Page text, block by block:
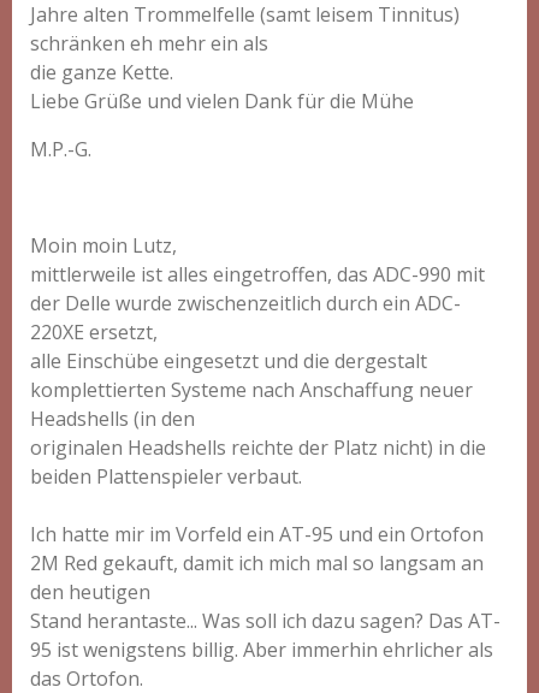
Jahre alten Trommelfelle (samt leisem Tinnitus)
schränken eh mehr ein als
die ganze Kette.
Liebe Grüße und vielen Dank für die Mühe
M.P.-G.
Moin moin Lutz,
mittlerweile ist alles eingetroffen, das ADC-990 mit
der Delle wurde zwischenzeitlich durch ein ADC-
220XE ersetzt,
alle Einschübe eingesetzt und die dergestalt
komplettierten Systeme nach Anschaffung neuer
Headshells (in den
originalen Headshells reichte der Platz nicht) in die
beiden Plattenspieler verbaut.
Ich hatte mir im Vorfeld ein AT-95 und ein Ortofon
2M Red gekauft, damit ich mich mal so langsam an
den heutigen
Stand herantaste... Was soll ich dazu sagen? Das AT-
95 ist wenigstens billig. Aber immerhin ehrlicher als
das Ortofon.